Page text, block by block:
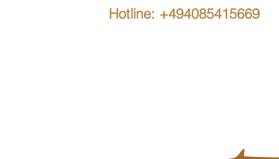
Hotline: +494085415669